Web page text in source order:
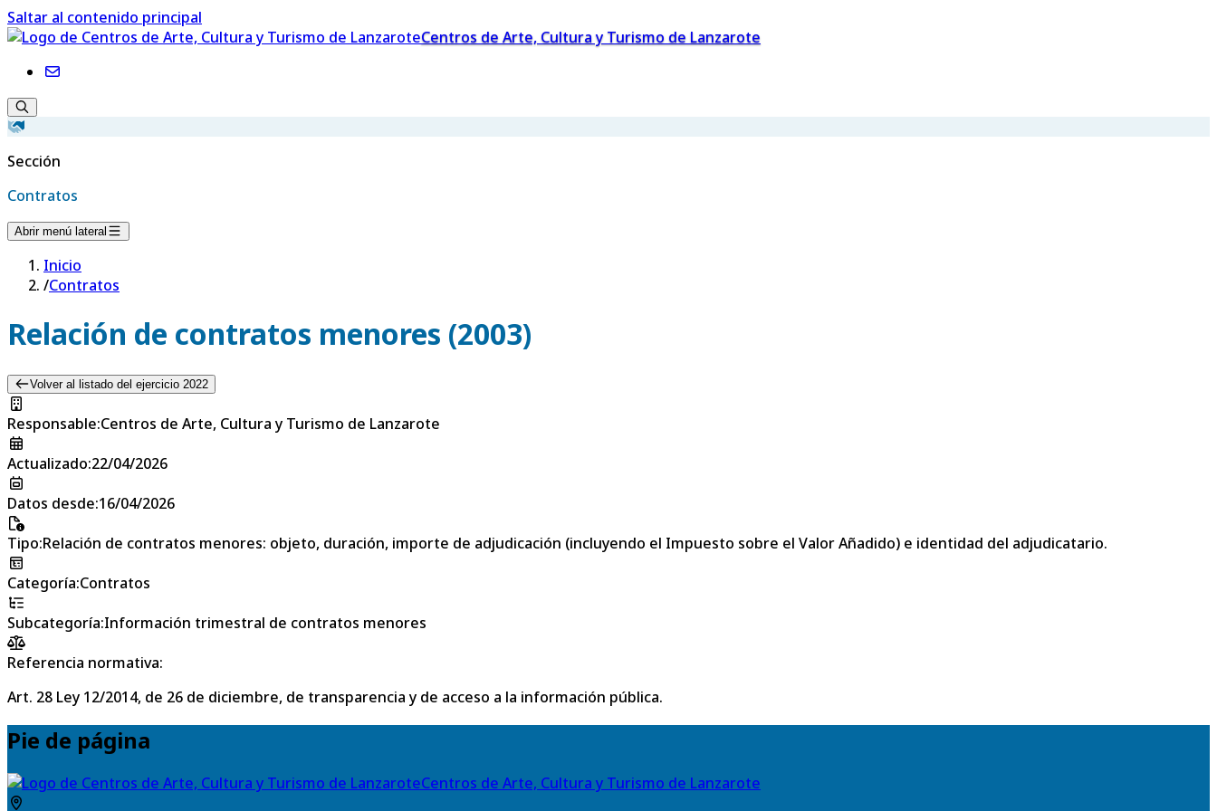
Saltar al contenido principal
Centros de Arte, Cultura y Turismo de Lanzarote
Sección
Contratos
Abrir menú lateral
Inicio
/Contratos
Relación de contratos menores (2003)
Volver al listado del ejercicio 2022
Responsable:Centros de Arte, Cultura y Turismo de Lanzarote
Actualizado:22/04/2026
Datos desde:16/04/2026
Tipo:Relación de contratos menores: objeto, duración, importe de adjudicación (incluyendo el Impuesto sobre el Valor Añadido) e identidad del adjudicatario.
Categoría:Contratos
Subcategoría:Información trimestral de contratos menores
Referencia normativa:
Art. 28 Ley 12/2014, de 26 de diciembre, de transparencia y de acceso a la información pública.
Pie de página
Centros de Arte, Cultura y Turismo de Lanzarote